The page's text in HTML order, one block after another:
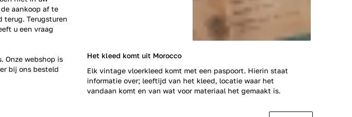
aankoop af te
terug. Terugsturen
u een vraag
Onze webshop is
bij ons besteld
Het kleed komt uit Morocco
Elk vintage vloerkleed komt met een paspoort. Hierin staat
informatie over; leeftijd van het kleed, locatie waar het
vandaan komt en van wat voor materiaal het gemaakt is.